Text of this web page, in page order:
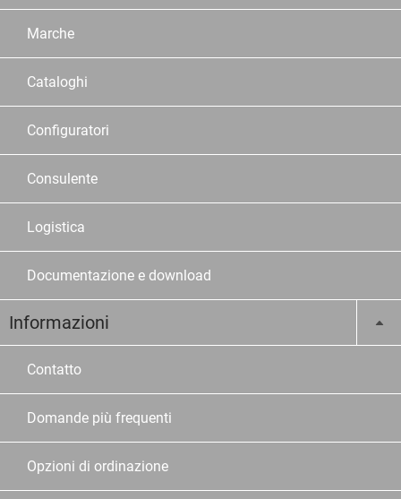
Marche
Cataloghi
Configuratori
Consulente
Logistica
Documentazione e download
Informazioni
Contatto
Domande più frequenti
Opzioni di ordinazione